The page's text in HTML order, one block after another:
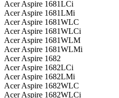
Acer Aspire 1681LCi
Acer Aspire 1681LMi
Acer Aspire 1681WLC
Acer Aspire 1681WLCi
Acer Aspire 1681WLM
Acer Aspire 1681WLMi
Acer Aspire 1682
Acer Aspire 1682LCi
Acer Aspire 1682LMi
Acer Aspire 1682WLC
Acer Aspire 1682WLCi